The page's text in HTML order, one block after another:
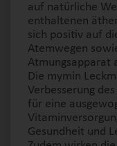
auf natürliche
enthaltenen
sich positiv auf
Atemwegen
Atmungsapparat
Die mymin
Verbesserung
für eine
Gesundheit und